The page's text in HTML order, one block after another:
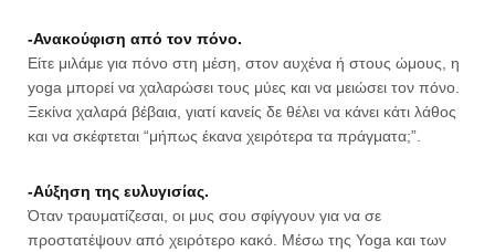
-Ανακούφιση από τον πόνο.
Είτε μιλάμε για πόνο στη μέση, στον αυχένα ή στους ώμους, η
yoga μπορεί να χαλαρώσει τους μύες και να μειώσει τον πόνο.
Ξεκίνα χαλαρά βέβαια, γιατί κανείς δε θέλει να κάνει κάτι λάθος
και να σκέφτεται “μήπως έκανα χειρότερα τα πράγματα;”.
-Αύξηση της ευλυγισίας.
Όταν τραυματίζεσαι, οι μυς σου σφίγγουν για να σε
προστατέψουν από χειρότερο κακό. Μέσω της Yoga και των